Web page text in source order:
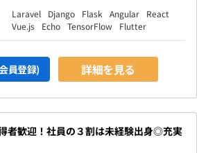
Laravel Django Flask Angular
React
Vue.js
Echo TensorFlow Flutter
員登録) 詳細を見る
者歓迎！社員の３割は未経験出身◎充実